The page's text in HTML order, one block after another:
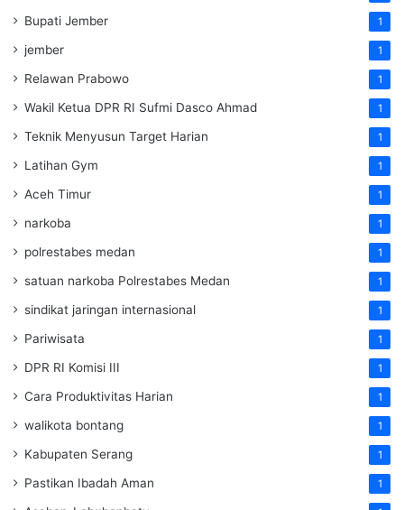
Bupati Jember 1
jember 1
Relawan Prabowo 1
Wakil Ketua DPR RI Sufmi Dasco Ahmad 1
Teknik Menyusun Target Harian 1
Latihan Gym 1
Aceh Timur 1
narkoba 1
polrestabes medan 1
satuan narkoba Polrestabes Medan 1
sindikat jaringan internasional 1
Pariwisata 1
DPR RI Komisi III 1
Cara Produktivitas Harian 1
walikota bontang 1
Kabupaten Serang 1
Pastikan Ibadah Aman 1